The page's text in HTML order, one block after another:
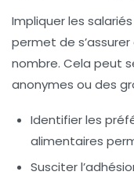
Impliquer les
permet de
nombre. Cela peut
anonymes ou des
Identifier les
alimentaires
Susciter